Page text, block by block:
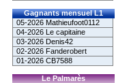
Gagnants mensuel L1
05-2026 Mathieufoot0112
04-2026 Le capitaine
03-2026 Denis42
02-2026 Fanderobert
01-2026 CB7588
Le Palmarès